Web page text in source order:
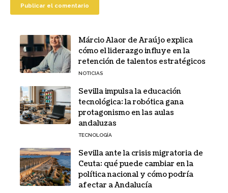
Márcio Alaor de Araújo explica
cómo el liderazgo influye en la
retención de talentos estratégicos
NOTICIAS
Sevilla impulsa la educación
tecnológica: la robótica gana
protagonismo en las aulas
andaluzas
TECNOLOGÍA
Sevilla ante la crisis migratoria de
Ceuta: qué puede cambiar en la
política nacional y cómo podría
afectar a Andalucía